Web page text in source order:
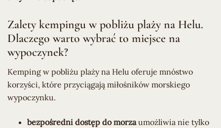
Zalety kempingu w pobliżu plaży na Helu.
Dlaczego warto wybrać to miejsce na
wypoczynek?
Kemping w pobliżu plaży na Helu oferuje mnóstwo
korzyści, które przyciągają miłośników morskiego
wypoczynku.
bezpośredni dostęp do morzaumożliwia nie tylko